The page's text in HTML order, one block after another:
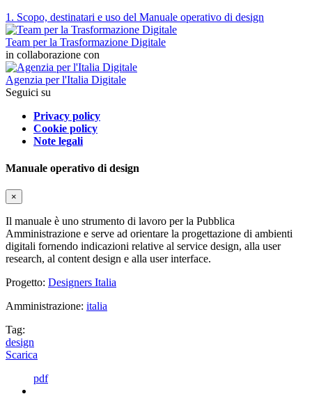
1. Scopo, destinatari e uso del Manuale operativo di design
Team per la Trasformazione Digitale
in collaborazione con
Agenzia per l'Italia Digitale
Seguici su
Privacy policy
Cookie policy
Note legali
Manuale operativo di design
×
Il manuale è uno strumento di lavoro per la Pubblica
Amministrazione e serve ad orientare la progettazione di ambienti
digitali fornendo indicazioni relative al service design, alla user
research, al content design e alla user interface.
Progetto: Designers Italia
Amministrazione: italia
Tag:
design
Scarica
pdf